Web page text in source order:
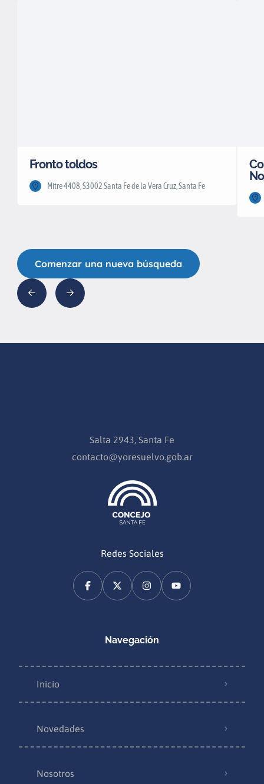
Fronto toldos
Mitre 4408, S3002 Santa Fe de la Vera Cruz, Santa Fe
Comenzar una nueva búsqueda
Salta 2943, Santa Fe
contacto@yoresuelvo.gob.ar
Redes Sociales
Navegación
Inicio
Novedades
Nosotros